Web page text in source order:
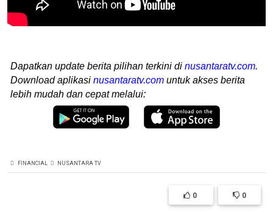
Dapatkan update berita pilihan terkini di nusantaratv.com.
Download aplikasi nusantaratv.com untuk akses berita
lebih mudah dan cepat melalui:
FINANCIAL NUSANTARA TV
0 0